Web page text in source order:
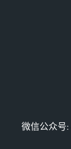
微信公众号: